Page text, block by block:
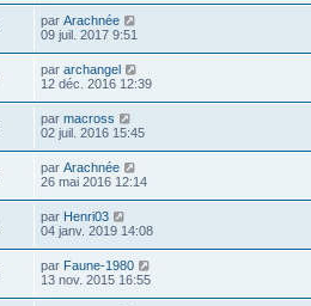
par Arachnée
09 juil. 2017 9:51
par archangel
12 déc. 2016 12:39
par macross
02 juil. 2016 15:45
par Arachnée
26 mai 2016 12:14
par Henri03
04 janv. 2019 14:08
par Faune-1980
13 nov. 2015 16:55